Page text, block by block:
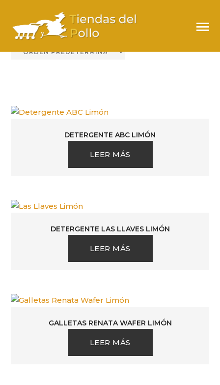
LIMÓN
DETERGENTE ABC LIMÓN
LEER MÁS
DETERGENTE LAS LLAVES LIMÓN
LEER MÁS
GALLETAS RENATA WAFER LIMÓN
LEER MÁS